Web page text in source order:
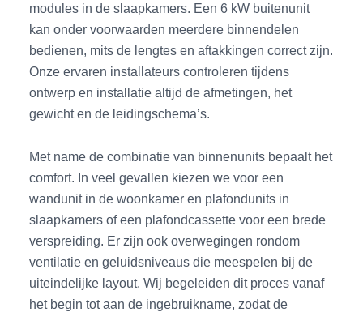
modules in de slaapkamers. Een 6 kW buitenunit
kan onder voorwaarden meerdere binnendelen
bedienen, mits de lengtes en aftakkingen correct zijn.
Onze ervaren installateurs controleren tijdens
ontwerp en installatie altijd de afmetingen, het
gewicht en de leidingschema’s.
Met name de combinatie van binnenunits bepaalt het
comfort. In veel gevallen kiezen we voor een
wandunit in de woonkamer en plafondunits in
slaapkamers of een plafondcassette voor een brede
verspreiding. Er zijn ook overwegingen rondom
ventilatie en geluidsniveaus die meespelen bij de
uiteindelijke layout. Wij begeleiden dit proces vanaf
het begin tot aan de ingebruikname, zodat de